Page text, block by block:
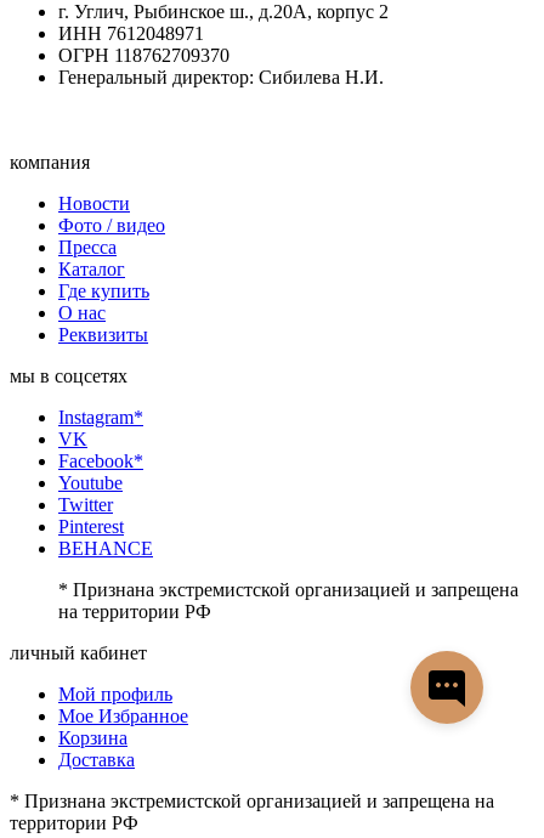
г. Углич, Рыбинское ш., д.20А, корпус 2
ИНН 7612048971
ОГРН 118762709370
Генеральный директор: Сибилева Н.И.
компания
Новости
Фото / видео
Пресса
Каталог
Где купить
О нас
Реквизиты
мы в соцсетях
Instagram*
VK
Facebook*
Youtube
Twitter
Pinterest
BEHANCE
* Признана экстремистской организацией и запрещена
на территории РФ
личный кабинет
Мой профиль
Мое Избранное
Корзина
Доставка
* Признана экстремистской организацией и запрещена на
территории РФ